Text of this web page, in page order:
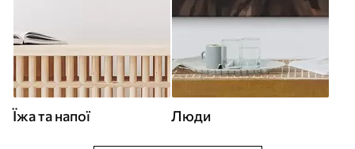
Їжа та напої Люди